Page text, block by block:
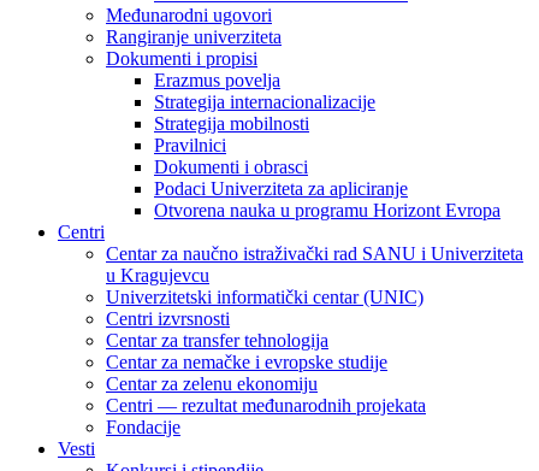
Međunarodni ugovori
Rangiranje univerziteta
Dokumenti i propisi
Erazmus povelja
Strategija internacionalizacije
Strategija mobilnosti
Pravilnici
Dokumenti i obrasci
Podaci Univerziteta za apliciranje
Otvorena nauka u programu Horizont Evropa
Centri
Centar za naučno istraživački rad SANU i Univerziteta
u Kragujevcu
Univerzitetski informatički centar (UNIC)
Centri izvrsnosti
Centar za transfer tehnologija
Centar za nemačke i evropske studije
Centar za zelenu ekonomiju
Centri — rezultat međunarodnih projekata
Fondacije
Vesti